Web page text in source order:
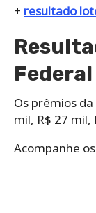
+ resultado
Os prêmios
mil, R$ 27 mil,
Acompanhe